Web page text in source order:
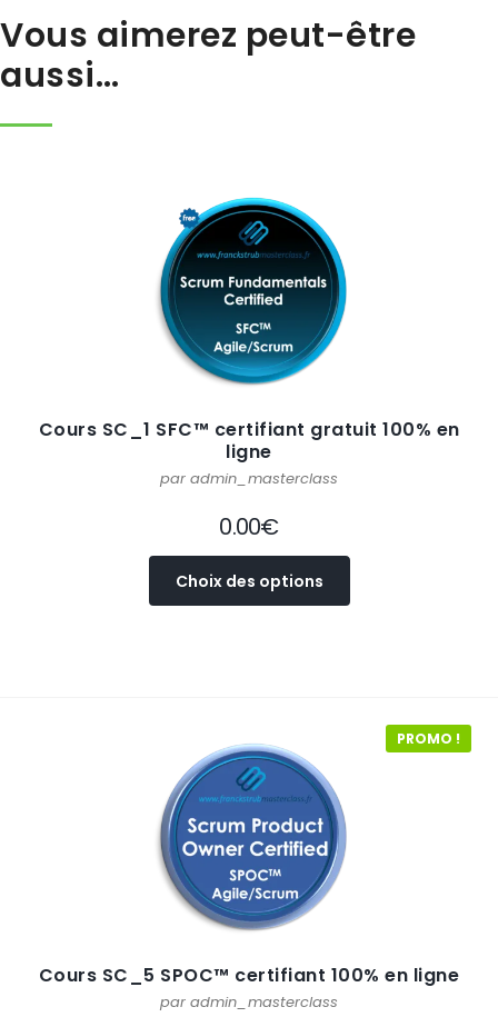
Vous aimerez peut-être
aussi…
Cours SC_1 SFC™ certifiant gratuit 100% en
ligne
par admin_masterclass
0.00€
Choix des options
PROMO !
Cours SC_5 SPOC™ certifiant 100% en ligne
par admin_masterclass